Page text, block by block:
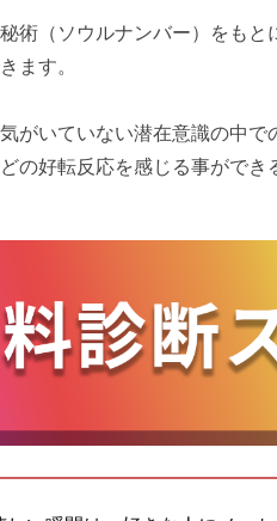
術（ソウルナンバー）をも
ます。
がいていない潜在意識の中
の好転反応を感じる事ができ